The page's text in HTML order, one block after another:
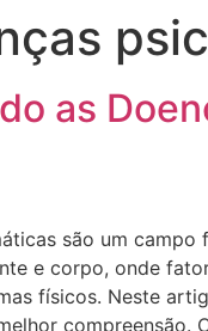
as
são um
e corpo, onde
físicos. Neste
compreensão.